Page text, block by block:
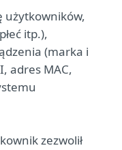
użytkowników,
itp.),
(marka i
adres MAC,
zezwolił